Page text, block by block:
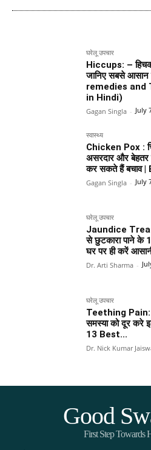
घरेलू उपचार
Hiccups: –
जानिए सबसे
remedies and
in Hindi)
Gagan Singla - July
स्वास्थ्य
Chicken Pox :
असरदार और बेहतर
कर सकते हैं बचाव |
Gagan Singla - July
घरेलू उपचार
Jaundice
से छुटकारा पाने के
घर पर ही करें
Dr. Arti Sharma -
घरेलू उपचार
Teething Pain:
समस्या को दूर करे
13 Best...
Dr. Nick Kumar
Good
First Step Towards